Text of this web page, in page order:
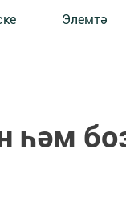
Элемтә
һәм